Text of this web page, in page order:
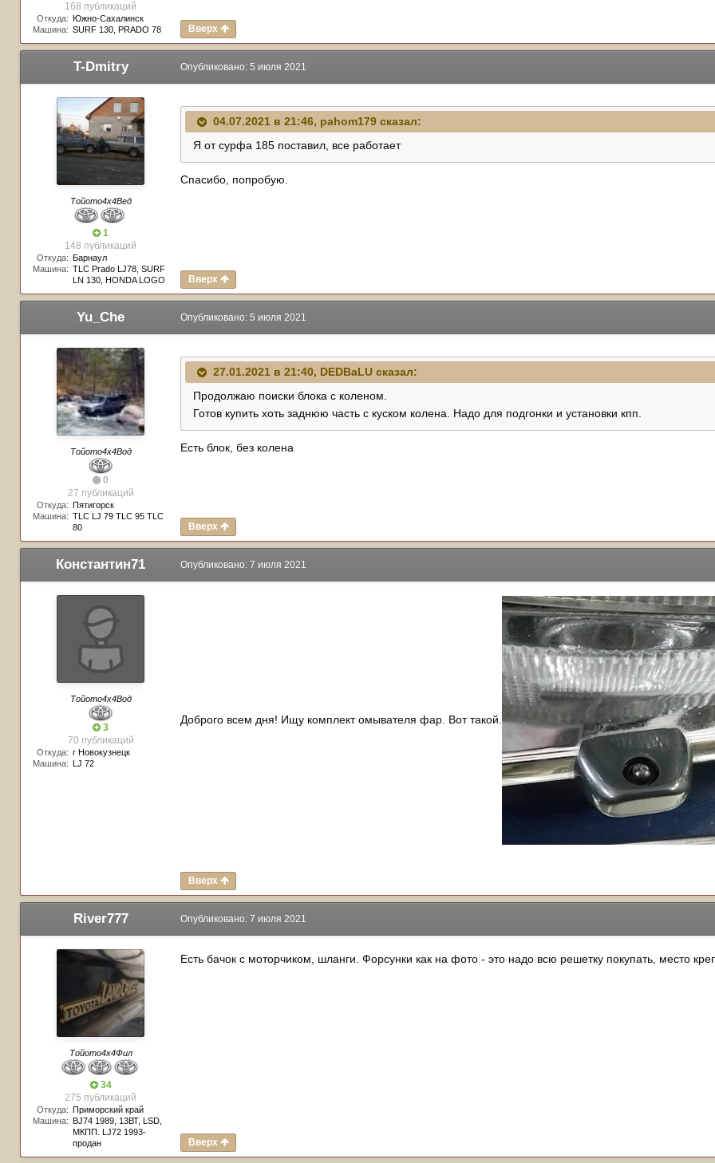
168 публикаций
Откуда: Южно-Сахалинск
Машина: SURF 130, PRADO 78 Вверх
T-Dmitry
Тойото4х4Вед
1
148 публикаций
Откуда: Барнаул
Машина: TLC Prado LJ78, SURF
LN 130, HONDA LOGO
Опубликовано: 5 июля 2021
04.07.2021 в 21:46, pahom179 сказал:
Я от сурфа 185 поставил, все работает
Спасибо, попробую.
Вверх
Yu_Che
Тойото4х4Вод
0
27 публикаций
Откуда: Пятигорск
Машина: TLC LJ 79 TLC 95 TLC
80
Опубликовано: 5 июля 2021
27.01.2021 в 21:40, DEDBaLU сказал:
Продолжаю поиски блока с коленом.
Готов купить хоть заднюю часть с куском колена. Надо для подгонки и установки кпп.
Есть блок, без колена
Вверх
Константин71
Тойото4х4Вод
3
70 публикаций
Откуда: г Новокузнецк
Машина: LJ 72
Опубликовано: 7 июля 2021
Доброго всем дня! Ищу комплект омывателя фар. Вот такой.
Вверх
River777
Тойото4х4Фил
34
275 публикаций
Откуда: Приморский край
Машина: BJ74 1989, 13ВТ, LSD,
МКПП. LJ72 1993-
продан
Опубликовано: 7 июля 2021
Есть бачок с моторчиком, шланги. Форсунки как на фото - это надо всю решетку покупать, место
Вверх